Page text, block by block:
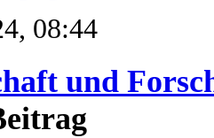
08:44
und